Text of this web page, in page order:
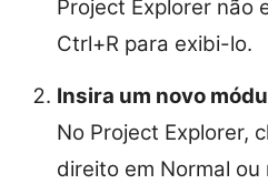
Project Explorer não
Ctrl+R para exibi-lo.
Insira um novo
No Project Explorer,
direito em Normal